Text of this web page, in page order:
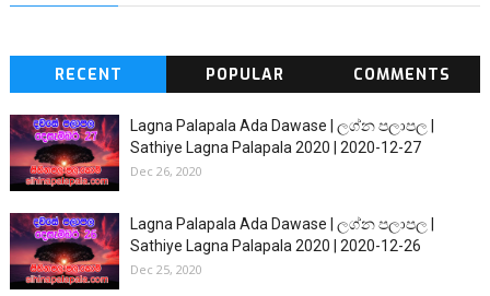
RECENT POPULAR COMMENTS
Lagna Palapala Ada Dawase | ලග්න පලාපල |
Sathiye Lagna Palapala 2020 | 2020-12-27
Dec 26, 2020
Lagna Palapala Ada Dawase | ලග්න පලාපල |
Sathiye Lagna Palapala 2020 | 2020-12-26
Dec 25, 2020